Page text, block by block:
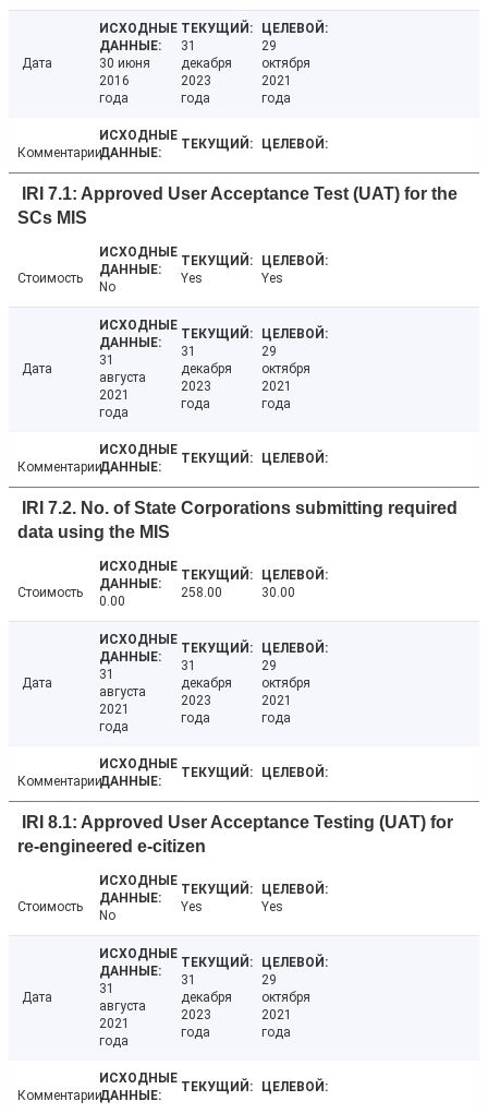
Дата
30 июня
2016
года
31
декабря
2023
года
29
октября
2021
года
Комментарии
IRI 7.1: Approved User Acceptance Test (UAT) for the
SCs MIS
Стоимость
No
Yes Yes
Дата
31
августа
2021
года
31
декабря
2023
года
29
октября
2021
года
Комментарии
IRI 7.2. No. of State Corporations submitting required
data using the MIS
Стоимость
0.00
258.00 30.00
Дата
31
августа
2021
года
31
декабря
2023
года
29
октября
2021
года
Комментарии
IRI 8.1: Approved User Acceptance Testing (UAT) for
re-engineered e-citizen
Стоимость
No
Yes Yes
Дата
31
августа
2021
года
31
декабря
2023
года
29
октября
2021
года
Комментарии